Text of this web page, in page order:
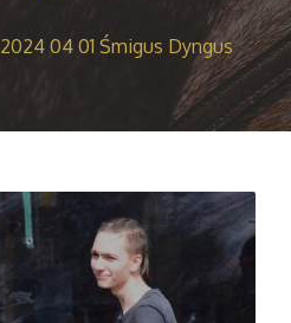
2024 04 01 Śmigus Dyngus